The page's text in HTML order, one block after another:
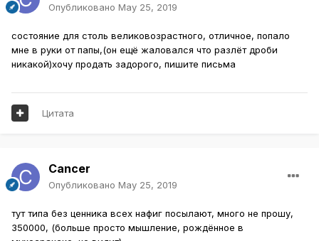
Опубликовано May 25, 2019
состояние для столь великовозрастного, отличное, попало
мне в руки от папы,(он ещё жаловался что разлёт дроби
никакой)хочу продать задорого, пишите письма
Цитата
Cancer
Опубликовано May 25, 2019
тут типа без ценника всех нафиг посылают, много не прошу,
350000, (больше просто мышление, рождённое в